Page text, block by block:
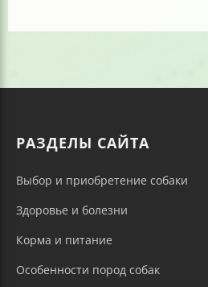
РАЗДЕЛЫ САЙТА
Выбор и приобретение собаки
Здоровье и болезни
Корма и питание
Особенности пород собак